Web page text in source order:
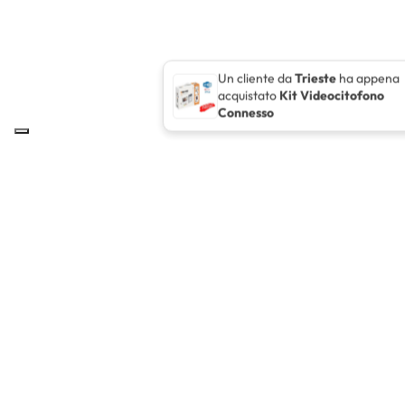
Un cliente daTrieste ha appena
acquistato Kit Videocitofono
Connesso